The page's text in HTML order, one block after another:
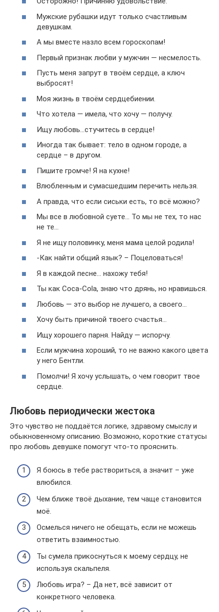
Мужские рубашки идут только счастливым
девушкам.
A мы вместе назло всем гороскопам!
Первый признак любви у мужчин — несмелость.
Пусть меня запрут в твоём сердце, а ключ
выбросят!
Моя жизнь в твоём сердцебиении.
Что хотела — имела, что хочу — получу.
Ищу любовь…стучитесь в сердце!
Иногда так бывает: тело в одном городе, а
сердце – в другом.
Пишите громче! Я на кухне!
Влюбленным и сумасшедшим перечить нельзя.
А правда, что если сиськи есть, то всё можно?
Мы все в любовной суете… То мы не тех, то нас
не те…
Я не ищу половинку, меня мама целой родила!
-Как найти общий язык? – Поцеловаться!
Я в каждой песне… нахожу тебя!
Ты как Coca-Cola, знаю что дрянь, но нравишься.
Любовь — это выбор не лучшего, а своего…
Хочу быть причиной твоего счастья…
Ищу хорошего парня. Найду — испорчу.
Если мужчина хороший, то не важно какого цвета
у него Бентли.
Помолчи! Я хочу услышать, о чем говорит твое
сердце.
Любовь периодически жестока
Это чувство не поддаётся логике, здравому смыслу и
обыкновенному описанию. Возможно, короткие статусы
про любовь девушке помогут что-то прояснить.
Я боюсь в тебе раствориться, а значит – уже
влюбился.
Чем ближе твоё дыхание, тем чаще становится
моё.
Осмелься ничего не обещать, если не можешь
ответить взаимностью.
Ты сумела прикоснуться к моему сердцу, не
используя скальпеля.
Любовь игра? – Да нет, всё зависит от
конкретного человека.